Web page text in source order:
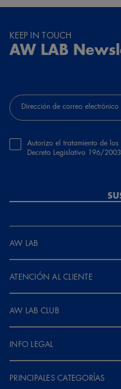
KEEP IN TOUCH
AW LAB
Dirección de correo electrónico
Autorizo el tratamiento de
Decreto Legislativo 196/2003
AW LAB
ATENCIÓN AL CLIENTE
AW LAB CLUB
INFO LEGAL
PRINCIPALES CATEGORÍAS